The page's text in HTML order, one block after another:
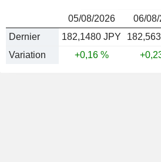
05/08/2026 06/
Dernier
182,1480 JPY
Variation
+0,16 %